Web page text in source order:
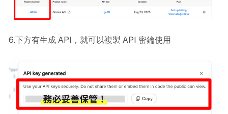
6.下方有生成 API，就可以複製 API 密鑰使用